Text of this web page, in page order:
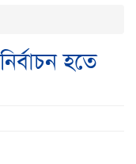
হতে